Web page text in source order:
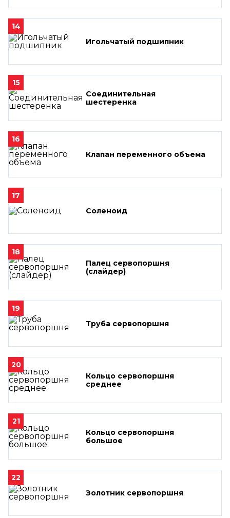
14
Игольчатый подшипник
15
Соединительная
шестеренка
16
Клапан переменного объема
17
Соленоид
18
Палец сервопоршня
(слайдер)
19
Труба сервопоршня
20
Кольцо сервопоршня
среднее
21
Кольцо сервопоршня
большое
22
Золотник сервопоршня